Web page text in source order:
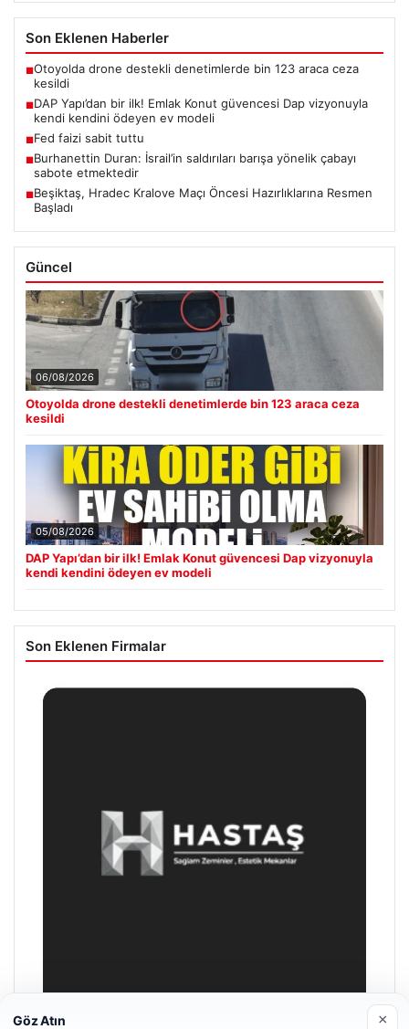
Son Eklenen Haberler
■Otoyolda drone destekli denetimlerde bin 123 araca ceza
kesildi
■DAP Yapı’dan bir ilk! Emlak Konut güvencesi Dap vizyonuyla
kendi kendini ödeyen ev modeli
■Fed faizi sabit tuttu
■Burhanettin Duran: İsrail’in saldırıları barışa yönelik çabayı
sabote etmektedir
■Beşiktaş, Hradec Kralove Maçı Öncesi Hazırlıklarına Resmen
Başladı
Güncel
06/08/2026
Otoyolda drone destekli denetimlerde bin 123 araca ceza
kesildi
05/08/2026
DAP Yapı’dan bir ilk! Emlak Konut güvencesi Dap vizyonuyla
kendi kendini ödeyen ev modeli
Son Eklenen Firmalar
Göz Atın ×